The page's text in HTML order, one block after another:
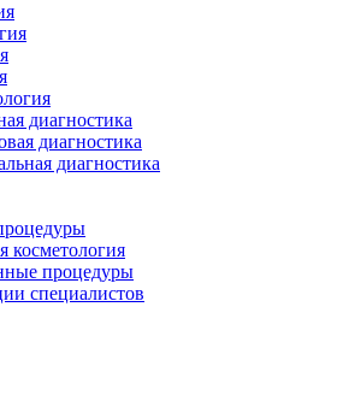
диагностика
диагностика
диагностика
косметология
процедуры
специалистов